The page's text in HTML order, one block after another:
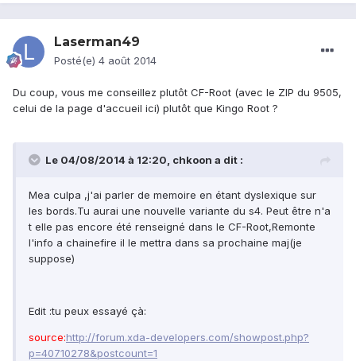
Laserman49
Posté(e) 4 août 2014
Du coup, vous me conseillez plutôt CF-Root (avec le ZIP du 9505,
celui de la page d'accueil ici) plutôt que Kingo Root ?
Le 04/08/2014 à 12:20, chkoon a dit :
Mea culpa ,j'ai parler de memoire en étant dyslexique sur
les bords.Tu aurai une nouvelle variante du s4. Peut être n'a
t elle pas encore été renseigné dans le CF-Root,Remonte
l'info a chainefire il le mettra dans sa prochaine maj(je
suppose)
Edit :tu peux essayé çà:
source:http://forum.xda-developers.com/showpost.php?
p=40710278&postcount=1